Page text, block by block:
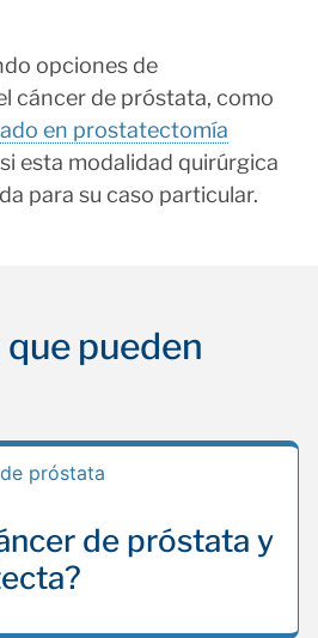
opciones de
cáncer de próstata, como
en prostatectomía
esta modalidad quirúrgica
para su caso particular.
pueden
de próstata y